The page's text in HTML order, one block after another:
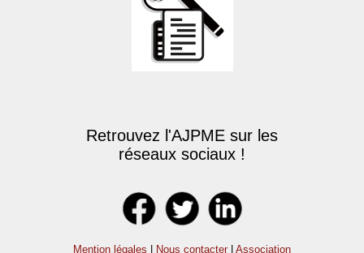
Retrouvez l'AJPME sur les
réseaux sociaux !
Mention légales Nous contacter Association